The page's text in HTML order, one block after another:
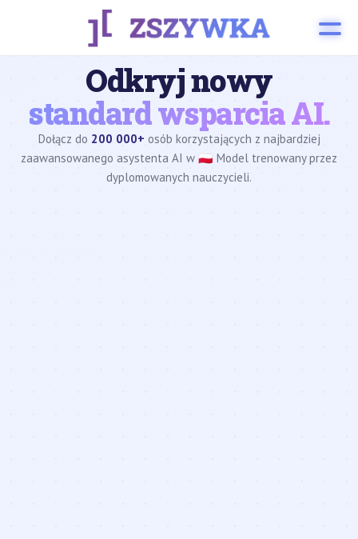
Odkryj nowy
standard wsparcia AI.
Dołącz do 200 000+ osób korzystających z najbardziej
zaawansowanego asystenta AI w 🇵🇱 Model trenowany przez
dyplomowanych nauczycieli.